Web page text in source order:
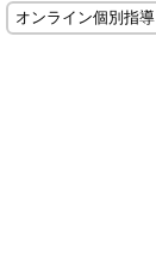
オンライン個別指導